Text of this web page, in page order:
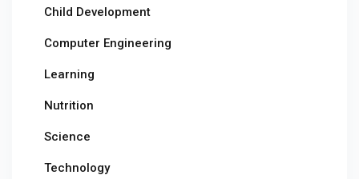
Child Development
Computer Engineering
Learning
Nutrition
Science
Technology